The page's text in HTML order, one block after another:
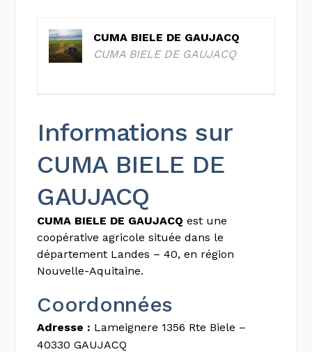
CUMA BIELE DE GAUJACQ
CUMA BIELE DE GAUJACQ
Informations sur
CUMA BIELE DE
GAUJACQ
CUMA BIELE DE GAUJACQ est une
coopérative agricole située dans le
département Landes – 40, en région
Nouvelle-Aquitaine.
Coordonnées
Adresse : Lameignere 1356 Rte Biele –
40330 GAUJACQ